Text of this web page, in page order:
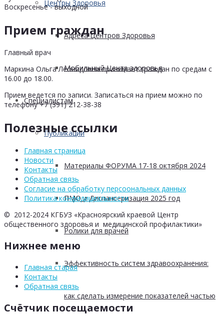
Центры Здоровья
Адреса Центров Здоровья
Мобильный Центр здоровья
Cпециалистам
Публикации
Материалы ФОРУМА 17-18 октября 2024
ПМО и Диспансеризация 2025 год
Ролики для врачей
Эффективность систем здравоохранения:
как сделать измерение показателей частью
Воскресенье - выходной
Прием граждан
Главный врач
Маркина Ольга Леонидовна принимает граждан по средам с
16.00 до 18.00.
Прием ведется по записи. Записаться на прием можно по
телефону +7 (391) 212-38-38
Полезные ссылки
Главная страница
Новости
Контакты
Обратная связь
Согласие на обработку персоональных данных
Политика конфидициальности
© 2012-2024 КГБУЗ «Красноярский краевой Центр
общественного здоровья и медицинской профилактики»
Нижнее меню
Главная старая
Контакты
Обратная связь
Счётчик посещаемости